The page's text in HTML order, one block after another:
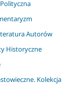
Autorów
Historyczne
Kolekcja